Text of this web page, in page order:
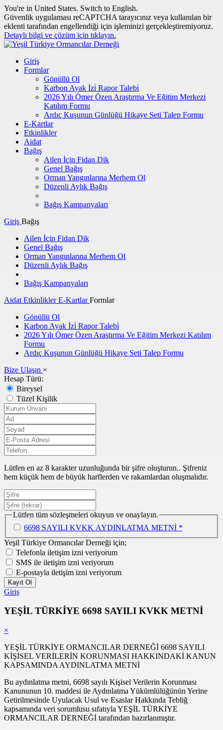
You're in United States. Switch to English.
Güvenlik uygulaması reCAPTCHA tarayıcınız veya kullanılan bir
eklenti tarafından engellendiği için işleminizi gerçekleştiremiyoruz.
Detaylı bilgi ve çözüm için tıklayın.
Giriş
Formlar
Gönüllü Ol
Karbon Ayak İzi̇ Rapor Talebi̇
2026 Yılı Ömer Özen Araştırma Ve Eğitim Merkezi
Katılım Formu
Ardıç Kuşunun Günlüğü Hikaye Seti Talep Formu
E-Kartlar
Etkinlikler
Aidat
Bağış
Ailen İçin Fidan Dik
Genel Bağış
Orman Yangınlarına Merhem Ol
Düzenli Aylık Bağış
Bağış Kampanyaları
Giriş Bağış
Ailen İçin Fidan Dik
Genel Bağış
Orman Yangınlarına Merhem Ol
Düzenli Aylık Bağış
Bağış Kampanyaları
Aidat EtkinliklerE-KartlarFormlar
Gönüllü Ol
Karbon Ayak İzi̇ Rapor Talebi̇
2026 Yılı Ömer Özen Araştırma Ve Eğitim Merkezi Katılım
Formu
Ardıç Kuşunun Günlüğü Hikaye Seti Talep Formu
Bize Ulaşın ×
Hesap Türü:
Bireysel
Tüzel Kişilik
Lütfen en az 8 karakter uzunluğunda bir şifre oluşturun.. Şifreniz
hem küçük hem de büyük harflerden ve rakamlardan oluşmalıdır.
Lütfen tüm sözleşmeleri okuyun ve onaylayın.
6698 SAYILI KVKK AYDINLATMA METNİ *
Yeşil Türkiye Ormancılar Derneği için;
Telefonla iletişim izni veriyorum
SMS ile iletişim izni veriyorum
E-postayla iletişim izni veriyorum
Kayıt Ol
Giriş
YEŞİL TÜRKİYE 6698 SAYILI KVKK METNİ
×
YEŞİL TÜRKİYE ORMANCILAR DERNEĞİ 6698 SAYILI
KİŞİSEL VERİLERİN KORUNMASI HAKKINDAKİ KANUN
KAPSAMINDA AYDINLATMA METNİ
Bu aydınlatma metni, 6698 sayılı Kişisel Verilerin Korunması
Kanununun 10. maddesi ile Aydınlatma Yükümlülüğünün Yerine
Getirilmesinde Uyulacak Usul ve Esaslar Hakkında Tebliğ
kapsamında veri sorumlusu sıfatıyla YEŞİL TÜRKİYE
ORMANCILAR DERNEĞİ tarafından hazırlanmıştır.